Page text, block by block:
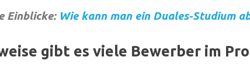
Einblicke: Wie kann man ein Duales-Studium
gibt es viele Bewerber im